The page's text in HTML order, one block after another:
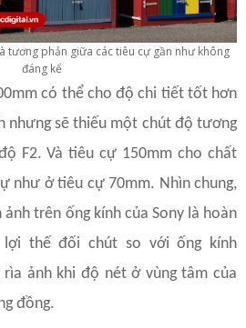
tương phản giữa các tiêu cự gần như không
đáng kể
có thể cho độ chi tiết tốt hơn
nhưng sẽ thiếu một chút độ tương
F2. Và tiêu cự 150mm cho chất
như ở tiêu cự 70mm. Nhìn chung,
ảnh trên ống kính của Sony là hoàn
thế đối chút so với ống kính
rìa ảnh khi độ nét ở vùng tâm của
đồng.